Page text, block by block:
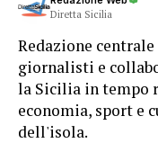
Diretta Sicilia
Redazione
giornalisti e
la Sicilia in tempo
economia, sport e
dell'isola.